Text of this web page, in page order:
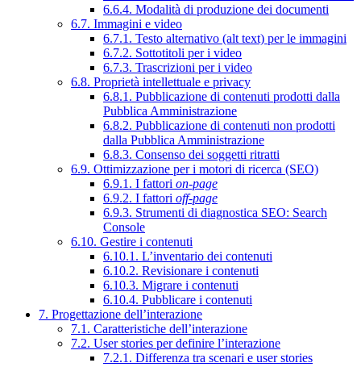
6.6.4. Modalità di produzione dei documenti
6.7. Immagini e video
6.7.1. Testo alternativo (alt text) per le immagini
6.7.2. Sottotitoli per i video
6.7.3. Trascrizioni per i video
6.8. Proprietà intellettuale e privacy
6.8.1. Pubblicazione di contenuti prodotti dalla
Pubblica Amministrazione
6.8.2. Pubblicazione di contenuti non prodotti
dalla Pubblica Amministrazione
6.8.3. Consenso dei soggetti ritratti
6.9. Ottimizzazione per i motori di ricerca (SEO)
6.9.1. I fattori on-page
6.9.2. I fattori off-page
6.9.3. Strumenti di diagnostica SEO: Search
Console
6.10. Gestire i contenuti
6.10.1. L’inventario dei contenuti
6.10.2. Revisionare i contenuti
6.10.3. Migrare i contenuti
6.10.4. Pubblicare i contenuti
7. Progettazione dell’interazione
7.1. Caratteristiche dell’interazione
7.2. User stories per definire l’interazione
7.2.1. Differenza tra scenari e user stories